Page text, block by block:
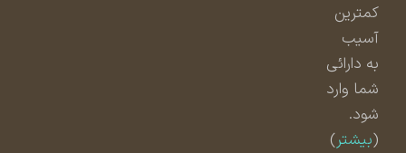
کمترین
آسیب
به دارائی
شما وارد
شود.
بیشتر)